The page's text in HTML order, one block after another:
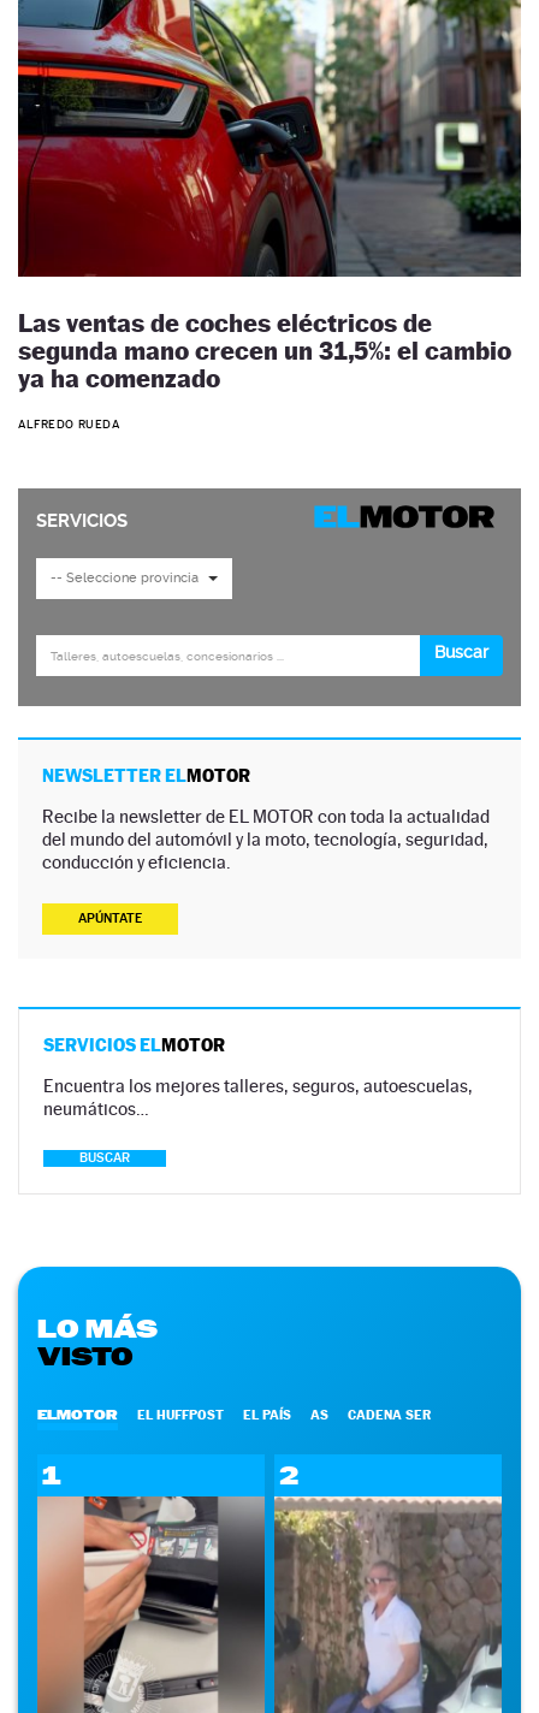
Las ventas de coches eléctricos de
segunda mano crecen un 31,5%: el cambio
ya ha comenzado
ALFREDO RUEDA
NEWSLETTER ELMOTOR
Recibe la newsletter de EL MOTOR con toda la actualidad
del mundo del automóvil y la moto, tecnología, seguridad,
conducción y eficiencia.
APÚNTATE
SERVICIOS ELMOTOR
Encuentra los mejores talleres, seguros, autoescuelas,
neumáticos…
BUSCAR
LO MÁS
VISTO
ELMOTOR EL HUFFPOST EL PAÍS AS CADENA SER
1 2